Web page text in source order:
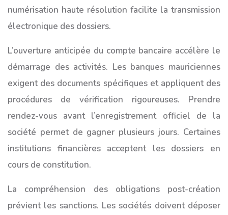
numérisation haute résolution facilite la transmission
électronique des dossiers.
L’ouverture anticipée du compte bancaire accélère le
démarrage des activités. Les banques mauriciennes
exigent des documents spécifiques et appliquent des
procédures de vérification rigoureuses. Prendre
rendez-vous avant l’enregistrement officiel de la
société permet de gagner plusieurs jours. Certaines
institutions financières acceptent les dossiers en
cours de constitution.
La compréhension des obligations post-création
prévient les sanctions. Les sociétés doivent déposer